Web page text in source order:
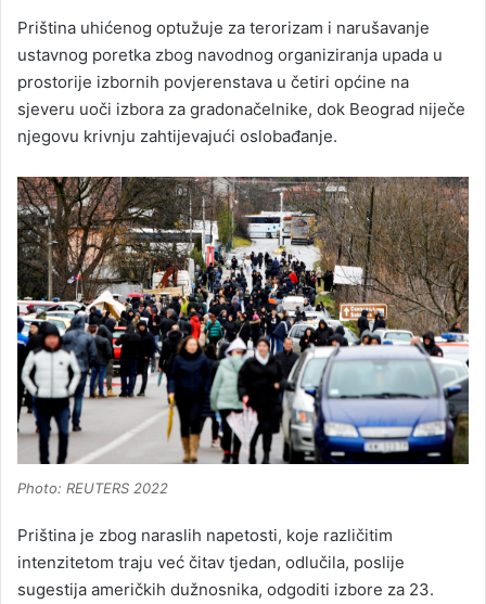
Priština uhićenog optužuje za terorizam i narušavanje
ustavnog poretka zbog navodnog organiziranja upada u
prostorije izbornih povjerenstava u četiri općine na
sjeveru uoči izbora za gradonačelnike, dok Beograd niječe
njegovu krivnju zahtijevajući oslobađanje.
Photo: REUTERS 2022
Priština je zbog naraslih napetosti, koje različitim
intenzitetom traju već čitav tjedan, odlučila, poslije
sugestija američkih dužnosnika, odgoditi izbore za 23.